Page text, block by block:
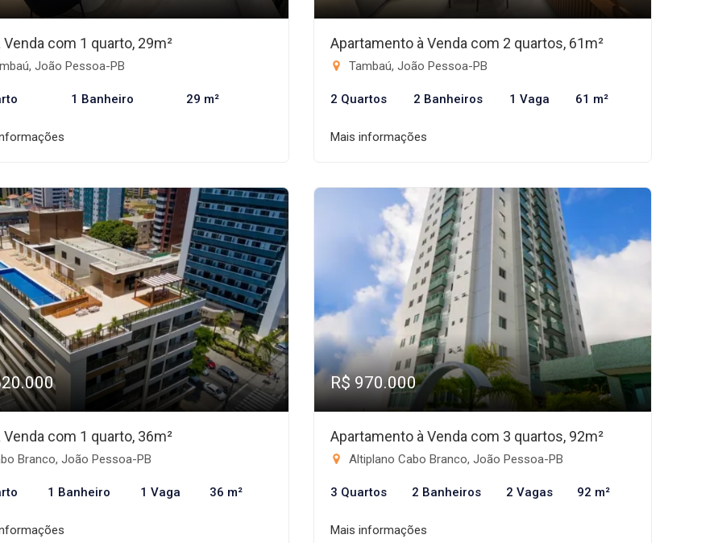
Venda com 1 quarto, 29m²
João Pessoa-PB
1 Banheiro 29 m²
Apartamento à Venda com 2 quartos, 61m²
Tambaú, João Pessoa-PB
2 Quartos 2 Banheiros 1 Vaga 61 m²
Mais informações
Venda com 1 quarto, 36m²
Branco, João Pessoa-PB
1 Banheiro 1 Vaga 36 m²
R$ 970.000
Apartamento à Venda com 3 quartos, 92m²
Altiplano Cabo Branco, João Pessoa-PB
3 Quartos 2 Banheiros 2 Vagas 92 m²
Mais informações